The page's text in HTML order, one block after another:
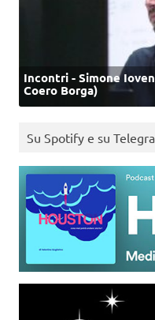
Incontri - Simone
Coero Borga)
Su Spotify e su